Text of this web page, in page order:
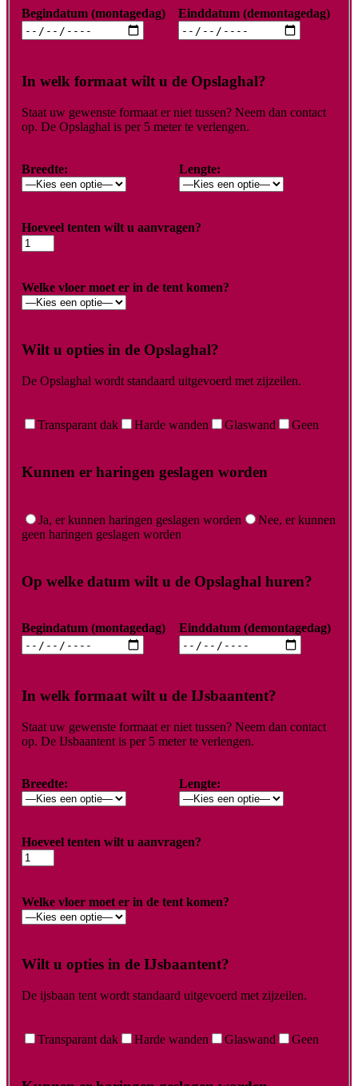
Begindatum (montagedag) Einddatum (demontagedag)
In welk formaat wilt u de Opslaghal?
Staat uw gewenste formaat er niet tussen? Neem dan contact
op. De Opslaghal is per 5 meter te verlengen.
Breedte: Lengte:
Hoeveel tenten wilt u aanvragen?
Welke vloer moet er in de tent komen?
Wilt u opties in de Opslaghal?
De Opslaghal wordt standaard uitgevoerd met zijzeilen.
Transparant dak Harde wanden Glaswand Geen
Kunnen er haringen geslagen worden
Ja, er kunnen haringen geslagen worden
Nee, er kunnen
geen haringen geslagen worden
Op welke datum wilt u de Opslaghal huren?
Begindatum (montagedag) Einddatum (demontagedag)
In welk formaat wilt u de IJsbaantent?
Staat uw gewenste formaat er niet tussen? Neem dan contact
op. De IJsbaantent is per 5 meter te verlengen.
Breedte: Lengte:
Hoeveel tenten wilt u aanvragen?
Welke vloer moet er in de tent komen?
Wilt u opties in de IJsbaantent?
De ijsbaan tent wordt standaard uitgevoerd met zijzeilen.
Transparant dak Harde wanden Glaswand Geen